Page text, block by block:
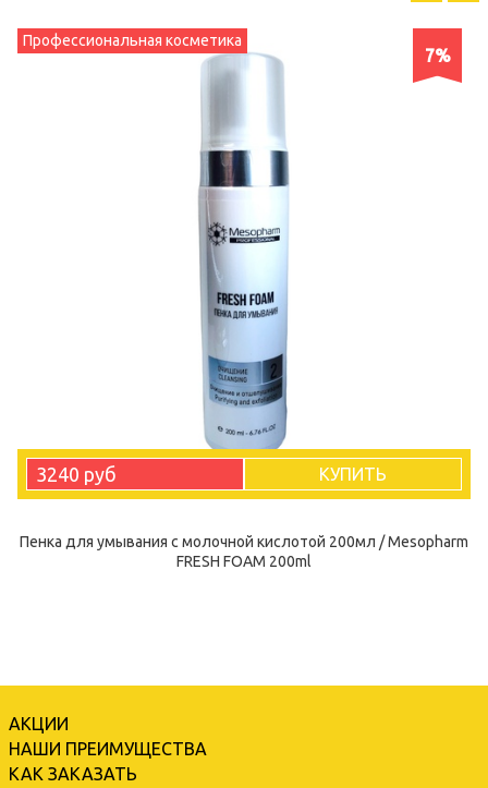
7%
Профессиональная косметика
3240 руб КУПИТЬ
Пенка для умывания с молочной кислотой 200мл / Mesopharm
FRESH FOAM 200ml
АКЦИИ
НАШИ ПРЕИМУЩЕСТВА
КАК ЗАКАЗАТЬ